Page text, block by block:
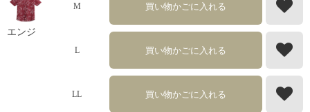
エンジ
M 買い物かごに入れる
L 買い物かごに入れる
LL 買い物かごに入れる